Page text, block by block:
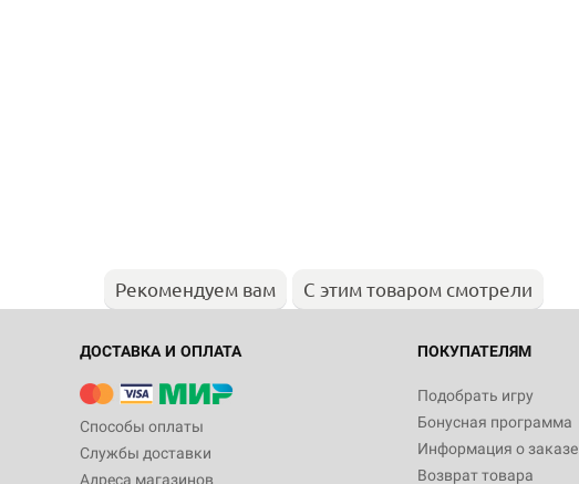
Рекомендуем вам С этим товаром смотрели
ДОСТАВКА И ОПЛАТА
Способы оплаты
Службы доставки
Адреса магазинов
ПОКУПАТЕЛЯМ
Подобрать игру
Бонусная программа
Информация о заказе
Возврат товара